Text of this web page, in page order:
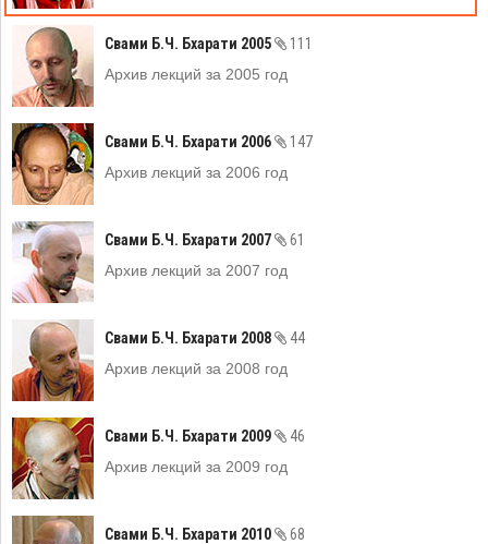
Свами Б.Ч. Бхарати 2005
111
Архив лекций за 2005 год
Свами Б.Ч. Бхарати 2006
147
Архив лекций за 2006 год
Свами Б.Ч. Бхарати 2007
61
Архив лекций за 2007 год
Свами Б.Ч. Бхарати 2008
44
Архив лекций за 2008 год
Свами Б.Ч. Бхарати 2009
46
Архив лекций за 2009 год
Свами Б.Ч. Бхарати 2010
68